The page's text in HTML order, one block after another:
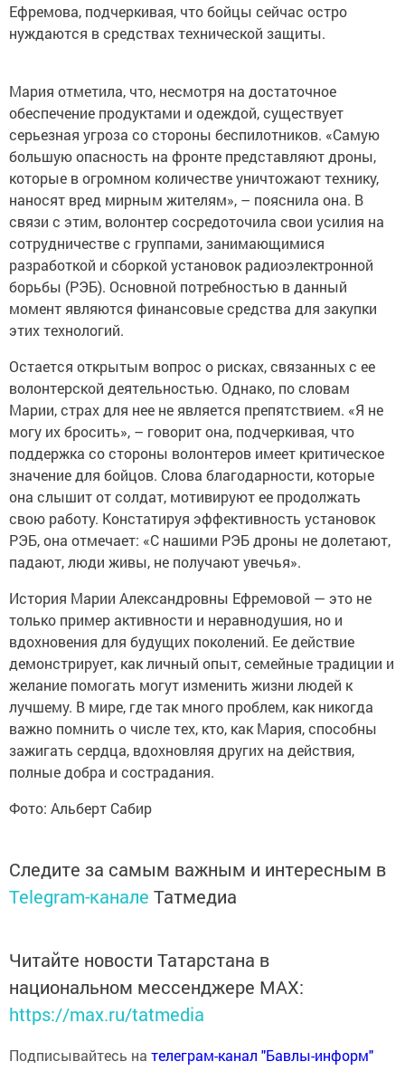
Ефремова, подчеркивая, что бойцы сейчас остро
нуждаются в средствах технической защиты.
Мария отметила, что, несмотря на достаточное
обеспечение продуктами и одеждой, существует
серьезная угроза со стороны беспилотников. «Самую
большую опасность на фронте представляют дроны,
которые в огромном количестве уничтожают технику,
наносят вред мирным жителям», – пояснила она. В
связи с этим, волонтер сосредоточила свои усилия на
сотрудничестве с группами, занимающимися
разработкой и сборкой установок радиоэлектронной
борьбы (РЭБ). Основной потребностью в данный
момент являются финансовые средства для закупки
этих технологий.
Остается открытым вопрос о рисках, связанных с ее
волонтерской деятельностью. Однако, по словам
Марии, страх для нее не является препятствием. «Я не
могу их бросить», – говорит она, подчеркивая, что
поддержка со стороны волонтеров имеет критическое
значение для бойцов. Слова благодарности, которые
она слышит от солдат, мотивируют ее продолжать
свою работу. Констатируя эффективность установок
РЭБ, она отмечает: «С нашими РЭБ дроны не долетают,
падают, люди живы, не получают увечья».
История Марии Александровны Ефремовой — это не
только пример активности и неравнодушия, но и
вдохновения для будущих поколений. Ее действие
демонстрирует, как личный опыт, семейные традиции и
желание помогать могут изменить жизни людей к
лучшему. В мире, где так много проблем, как никогда
важно помнить о числе тех, кто, как Мария, способны
зажигать сердца, вдохновляя других на действия,
полные добра и сострадания.
Фото: Альберт Сабир
Следите за самым важным и интересным в
Telegram-канале Татмедиа
Читайте новости Татарстана в
национальном мессенджере MАХ:
https://max.ru/tatmedia
Подписывайтесь на телеграм-канал "Бавлы-информ"